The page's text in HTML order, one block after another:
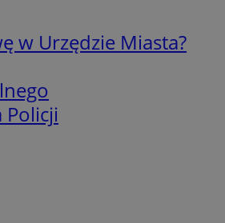
w Urzędzie Miasta?
Policji